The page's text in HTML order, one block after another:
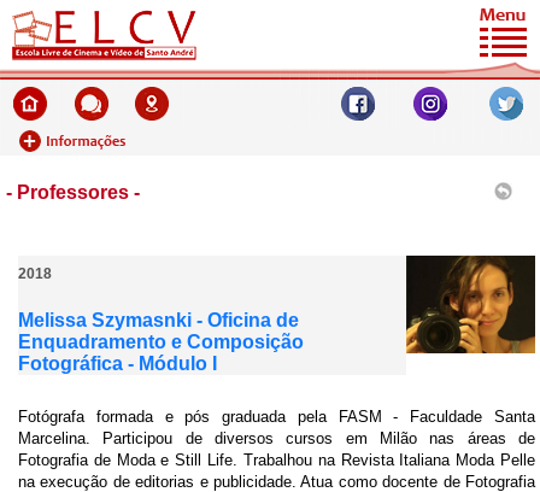
- Professores -
2018
Melissa Szymasnki - Oficina de
Enquadramento e Composição
Fotográfica - Módulo I
Fotógrafa formada e pós graduada pela FASM - Faculdade Santa
Marcelina. Participou de diversos cursos em Milão nas áreas de
Fotografia de Moda e Still Life. Trabalhou na Revista Italiana Moda Pelle
na execução de editorias e publicidade. Atua como docente de Fotografia